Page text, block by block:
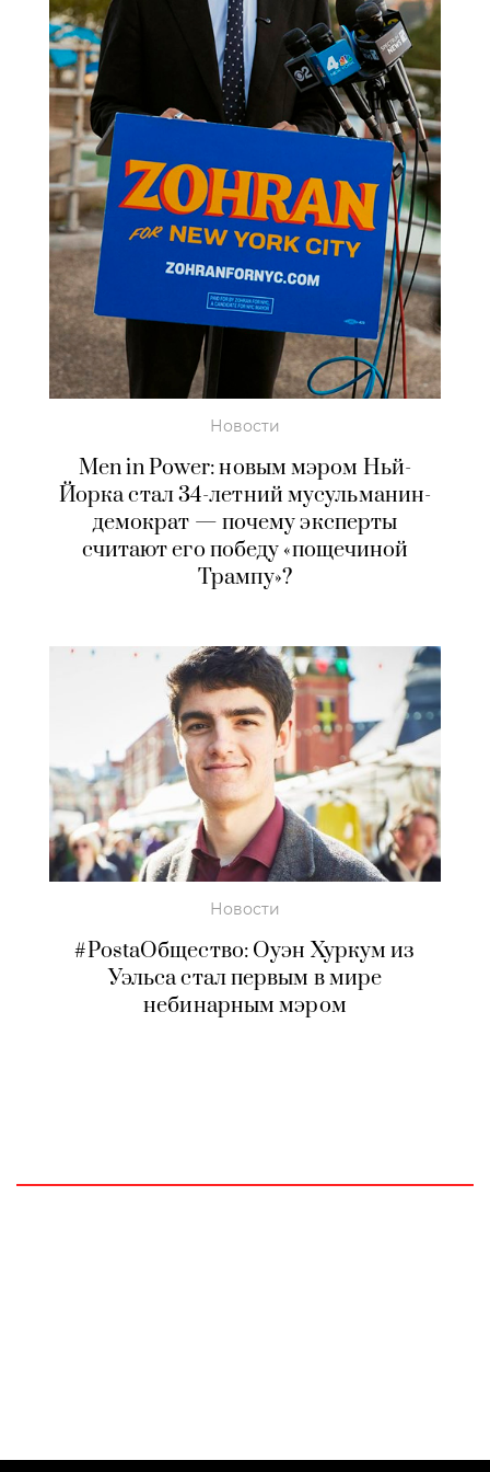
Новости
Men in Power: новым мэром Ньй-
Йорка стал 34-летний мусульманин-
демократ — почему эксперты
считают его победу «пощечиной
Трампу»?
Новости
#PostaОбщество: Оуэн Хуркум из
Уэльса стал первым в мире
небинарным мэром